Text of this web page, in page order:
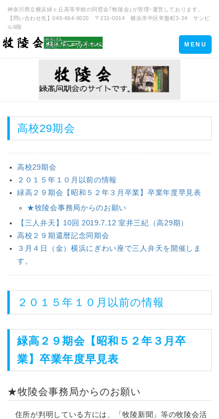
神奈川県立横浜緑ヶ丘高等学校の同窓会｢牧陵会｣が管理･運営しております。
【問い合わせ先】045-664-9020 〒231-0014 横浜市中区常盤町3-24 サンビ
ル6階
Toggle
navigation
MENU
高校29期会
高校29期会
２０１５年１０月以前の情報
緑高２９期会【昭和５２年３月卒業】卒業年度早見表
★牧陵会事務局からのお願い
【三人弁天】10回 2019.7.12 室井三紀（高29期）
高校２９期還暦記念同期会
３月４日（金）横浜にぎわい座で三人弁天を開催しま
す。
２０１５年１０月以前の情報
緑高２９期会【昭和５２年３月卒
業】卒業年度早見表
★牧陵会事務局からのお願い
住所が判明している方には、「牧陵新聞」等の牧陵会活